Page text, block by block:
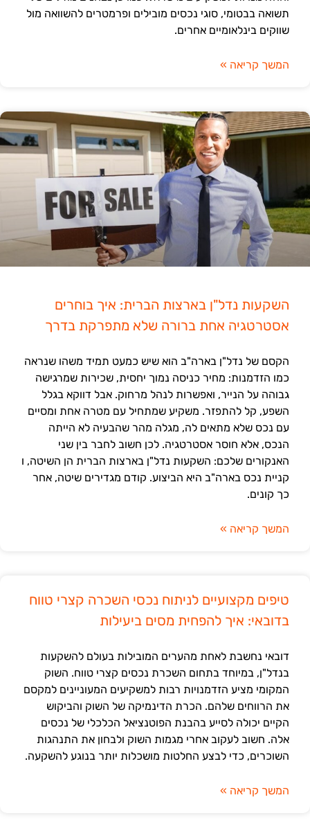
תשואה בבטומי, סוגי נכסים מובילים ופרמטרים להשוואה מול
שווקים בינלאומיים אחרים.
המשך קריאה »
השקעות נדל"ן בארצות הברית: איך בוחרים
אסטרטגיה אחת ברורה שלא מתפרקת בדרך
הקסם של נדל"ן בארה"ב הוא שיש כמעט תמיד משהו שנראה
כמו הזדמנות: מחיר כניסה נמוך יחסית, שכירות שמרגישה
גבוהה על הנייר, ואפשרות לנהל מרחוק. אבל דווקא בגלל
השפע, קל להתפזר. משקיע שמתחיל עם מטרה אחת ומסיים
עם נכס שלא מתאים לה, מגלה מהר שהבעיה לא הייתה
הנכס, אלא חוסר אסטרטגיה. לכן חשוב לחבר בין שני
האנקורים שלכם: השקעות נדל"ן בארצות הברית הן השיטה, ו
קניית נכס בארה"ב היא הביצוע. קודם מגדירים שיטה, אחר
כך קונים.
המשך קריאה »
טיפים מקצועיים לניתוח נכסי השכרה קצרי טווח
בדובאי: איך להפחית מסים ביעילות
דובאי נחשבת לאחת מהערים המובילות בעולם להשקעות
בנדל"ן, במיוחד בתחום השכרת נכסים קצרי טווח. השוק
המקומי מציע הזדמנויות רבות למשקיעים המעוניינים למקסם
את הרווחים שלהם. הכרת הדינמיקה של השוק והביקוש
הקיים יכולה לסייע בהבנת הפוטנציאל הכלכלי של נכסים
אלה. חשוב לעקוב אחרי מגמות השוק ולבחון את התנהגות
השוכרים, כדי לבצע החלטות מושכלות יותר בנוגע להשקעה.
המשך קריאה »